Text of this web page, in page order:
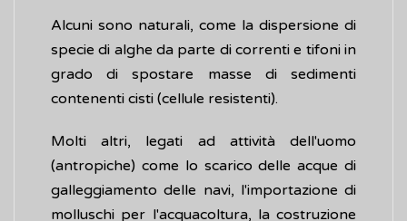
Alcuni sono naturali, come la dispersione di
specie di alghe da parte di correnti e tifoni in
grado di spostare masse di sedimenti
contenenti cisti (cellule resistenti).
Molti altri, legati ad attività dell'uomo
(antropiche) come lo scarico delle acque di
galleggiamento delle navi, l'importazione di
molluschi per l'acquacoltura, la costruzione